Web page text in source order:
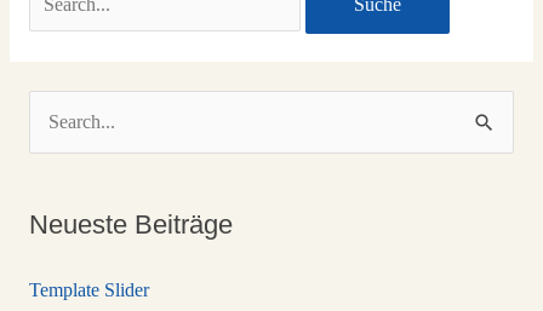
e
Neueste Beiträge
Template Slider